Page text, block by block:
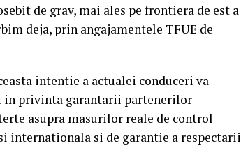
de grav, mai ales pe frontiera de est a
deja, prin angajamentele TFUE de
intentie a actualei conduceri va
in privinta garantarii partenerilor
asupra masurilor reale de control
internationala si de garantie a respectarii